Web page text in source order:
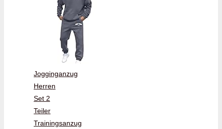
Jogginganzug
Herren
Set 2
Teiler
Trainingsanzug